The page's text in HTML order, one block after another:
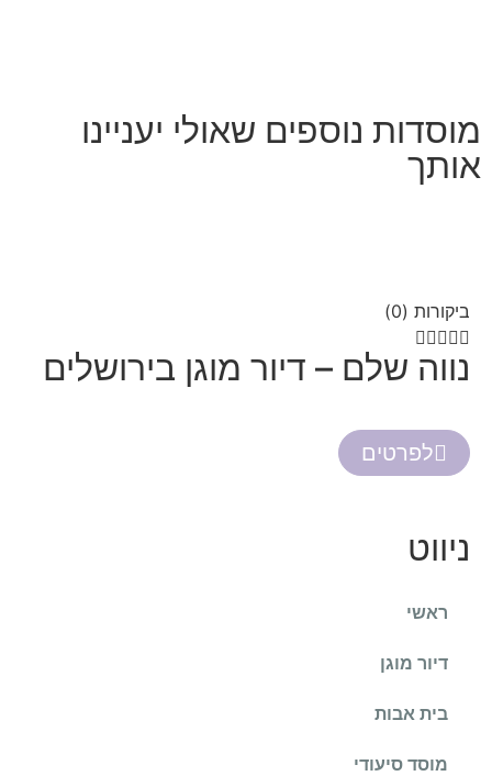
מוסדות נוספים שאולי יעניינו
אותך
ביקורות (0)

נווה שלם – דיור מוגן בירושלים
לפרטים
ניווט
ראשי
דיור מוגן
בית אבות
מוסד סיעודי